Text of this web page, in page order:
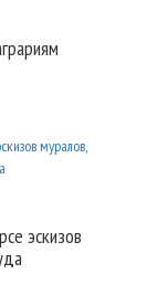
эскизов